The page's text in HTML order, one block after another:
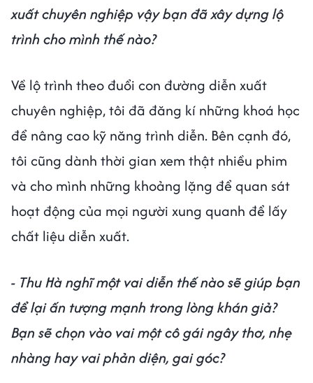
xuất chuyên nghiệp vậy bạn đã xây dựng lộ
trình cho mình thế nào?
Về lộ trình theo đuổi con đường diễn xuất
chuyên nghiệp, tôi đã đăng kí những khoá học
để nâng cao kỹ năng trình diễn. Bên cạnh đó,
tôi cũng dành thời gian xem thật nhiều phim
và cho mình những khoảng lặng để quan sát
hoạt động của mọi người xung quanh để lấy
chất liệu diễn xuất.
- Thu Hà nghĩ một vai diễn thế nào sẽ giúp bạn
để lại ấn tượng mạnh trong lòng khán giả?
Bạn sẽ chọn vào vai một cô gái ngây thơ, nhẹ
nhàng hay vai phản diện, gai góc?